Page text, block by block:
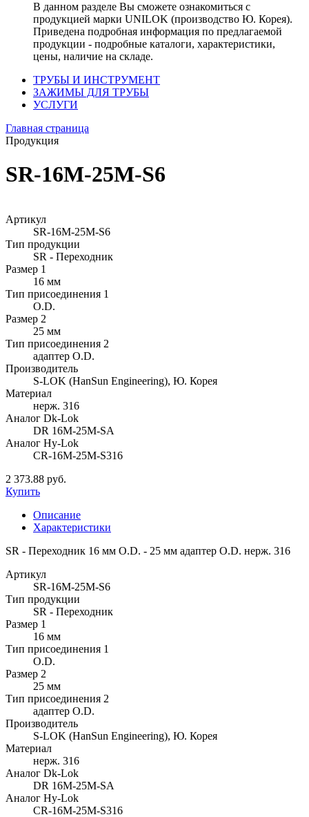
В данном разделе Вы сможете ознакомиться с
продукцией марки UNILOK (производство Ю. Корея).
Приведена подробная информация по предлагаемой
продукции - подробные каталоги, характеристики,
цены, наличие на складе.
ТРУБЫ И ИНСТРУМЕНТ
ЗАЖИМЫ ДЛЯ ТРУБЫ
УСЛУГИ
Главная страница
Продукция
SR-16M-25M-S6
Артикул
SR-16M-25M-S6
Тип продукции
SR - Переходник
Размер 1
16 мм
Тип присоединения 1
O.D.
Размер 2
25 мм
Тип присоединения 2
адаптер O.D.
Производитель
S-LOK (HanSun Engineering), Ю. Корея
Материал
нерж. 316
Аналог Dk-Lok
DR 16M-25M-SA
Аналог Hy-Lok
CR-16M-25M-S316
2 373.88 руб.
Купить
Описание
Характеристики
SR - Переходник 16 мм O.D. - 25 мм адаптер O.D. нерж. 316
Артикул
SR-16M-25M-S6
Тип продукции
SR - Переходник
Размер 1
16 мм
Тип присоединения 1
O.D.
Размер 2
25 мм
Тип присоединения 2
адаптер O.D.
Производитель
S-LOK (HanSun Engineering), Ю. Корея
Материал
нерж. 316
Аналог Dk-Lok
DR 16M-25M-SA
Аналог Hy-Lok
CR-16M-25M-S316